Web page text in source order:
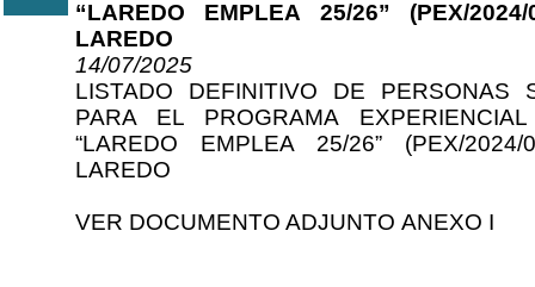
“LAREDO EMPLEA 25/26” (PEX/
LAREDO
14/07/2025
LISTADO DEFINITIVO DE PERSONAS
PARA EL PROGRAMA
“LAREDO EMPLEA 25/26” (PEX/
LAREDO
VER DOCUMENTO ADJUNTO ANEXO I